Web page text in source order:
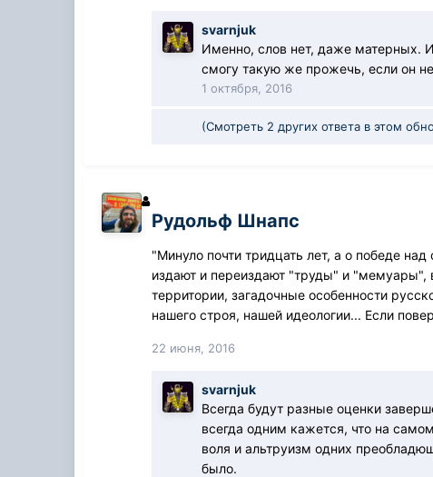
svarnjuk
Именно, слов нет, даже матерных.
смогу такую же прожечь, если он
1 октября, 2016
(Смотреть 2 других ответа в этом
Рудольф Шнапс
"Минуло почти тридцать лет, а о победе
издают и переиздают "труды" и "мемуары",
территории, загадочные особенности
нашего строя, нашей идеологии... Если
22 июня, 2016
svarnjuk
Всегда будут разные оценки
всегда одним кажется, что на
воля и альтруизм одних
было.